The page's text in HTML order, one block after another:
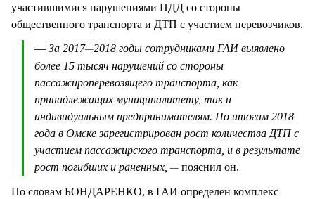
участившимися нарушениями ПДД со стороны
общественного транспорта и ДТП с участием перевозчиков.
— За 2017—2018 годы сотрудниками ГАИ выявлено
более 15 тысяч нарушений со стороны
пассажироперевозящего транспорта, как
принадлежащих муниципалитету, так и
индивидуальным предпринимателям. По итогам 2018
года в Омске зарегистрирован рост количества ДТП с
участием пассажирского транспорта, и в результате
рост погибших и раненных, — пояснил он.
По словам БОНДАРЕНКО, в ГАИ определен комплекс